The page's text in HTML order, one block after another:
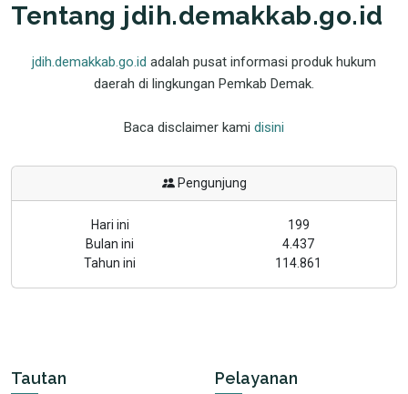
Tentang jdih.demakkab.go.id
jdih.demakkab.go.id adalah pusat informasi produk hukum
daerah di lingkungan Pemkab Demak.
Baca disclaimer kami disini
Pengunjung
Hari ini
199
Bulan ini
4.437
Tahun ini
114.861
Tautan Pelayanan